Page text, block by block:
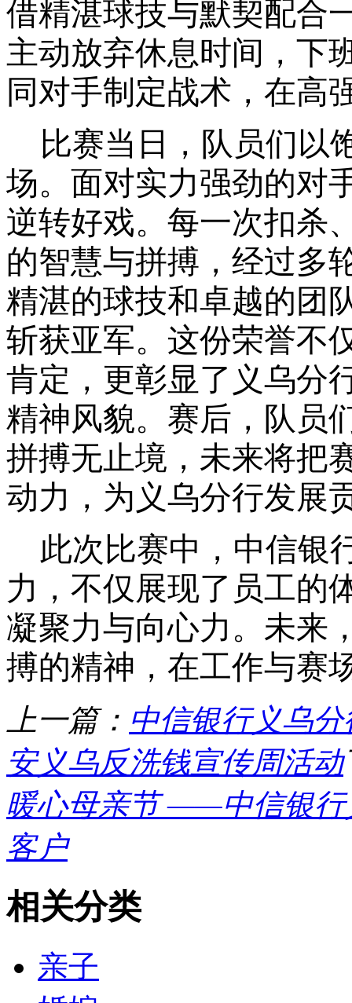
借精湛球技与默契配合
主动放弃休息时间，下
同对手制定战术，在高
比赛当日，队员们以
场。面对实力强劲的对
逆转好戏。每一次扣杀
的智慧与拼搏，经过多
精湛的球技和卓越的团
斩获亚军。这份荣誉不
肯定，更彰显了义乌分
精神风貌。赛后，队员
拼搏无止境，未来将把
动力，为义乌分行发展
此次比赛中， 中信银
力，不仅展现了员工的
凝聚力与向心力。未来
搏的精神，在工作与赛
上一篇： 中信银行义乌
安义乌反洗钱宣传周活动
暖心母亲节 ——中信银行
客户
相关分类
亲子